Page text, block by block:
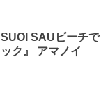
SUOI SAUビーチで 『ランチピクニ
ック』 アマノイ